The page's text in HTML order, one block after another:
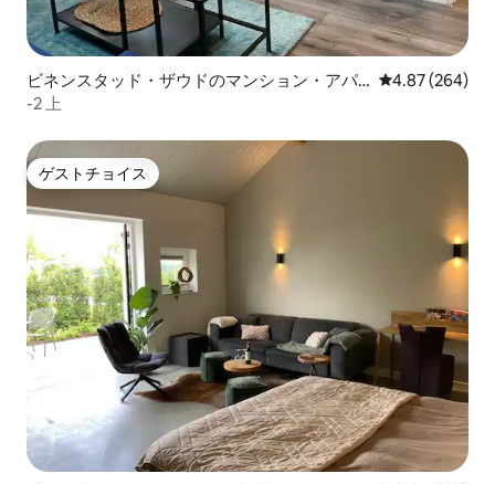
ビネンスタッド・ザウドのマンション・アパ
ート
レビュー264
4.87 (264)
-2 上
ゲストチョイス
ゲストチョイス